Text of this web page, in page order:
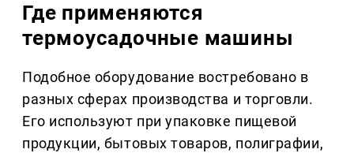
Где применяются
термоусадочные машины
Подобное оборудование востребовано в
разных сферах производства и торговли.
Его используют при упаковке пищевой
продукции, бытовых товаров, полиграфии,